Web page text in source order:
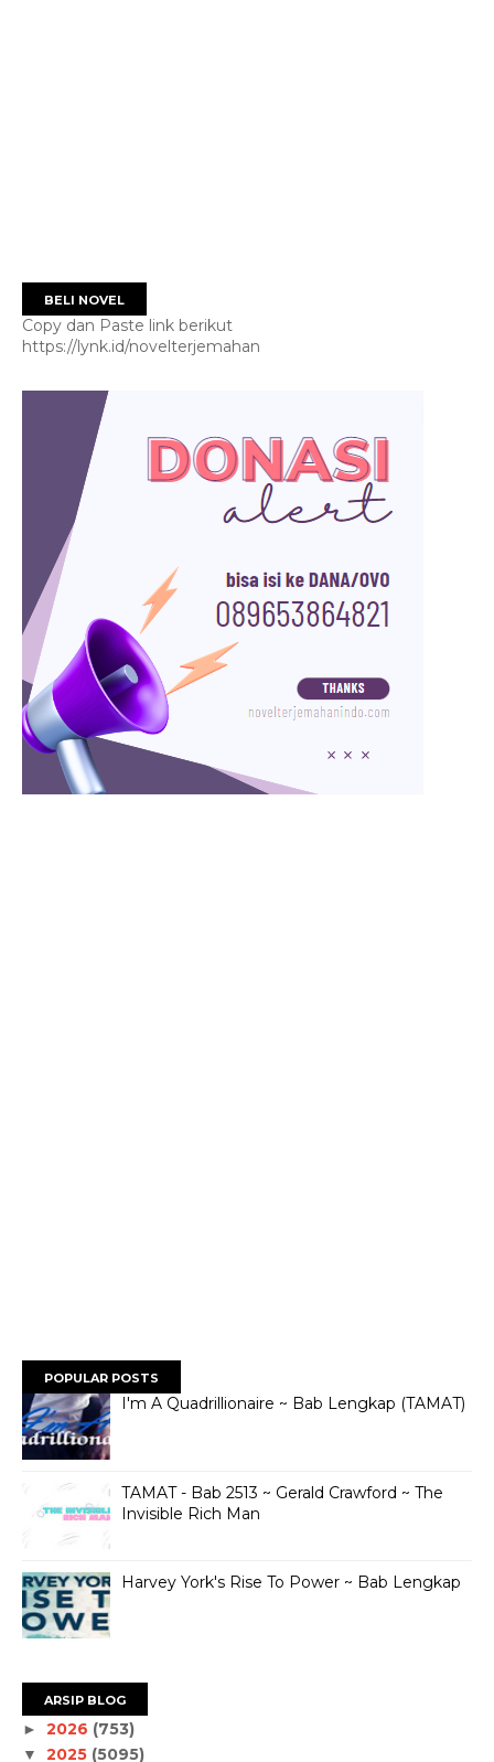
BELI NOVEL
Copy dan Paste link berikut
https://lynk.id/novelterjemahan
POPULAR POSTS
I'm A Quadrillionaire ~ Bab Lengkap (TAMAT)
TAMAT - Bab 2513 ~ Gerald Crawford ~ The
Invisible Rich Man
Harvey York's Rise To Power ~ Bab Lengkap
ARSIP BLOG
► 2026 (753)
▼ 2025 (5095)